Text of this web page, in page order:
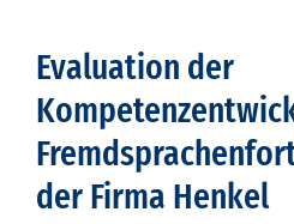
Evaluation der
der Firma Henkel